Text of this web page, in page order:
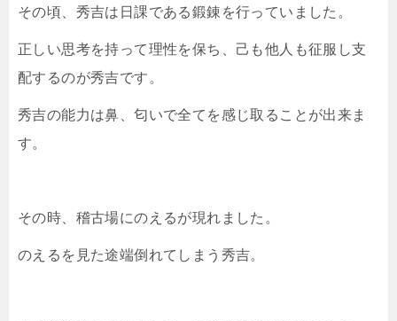
その頃、秀吉は日課である鍛錬を行っていました。
正しい思考を持って理性を保ち、己も他人も征服し支
配するのが秀吉です。
秀吉の能力は鼻、匂いで全てを感じ取ることが出来ま
す。
その時、稽古場にのえるが現れました。
のえるを見た途端倒れてしまう秀吉。